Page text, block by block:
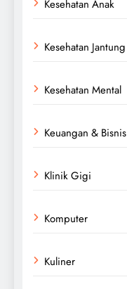
Kesehatan Anak
Kesehatan Jantung
Kesehatan Mental
Keuangan & Bisnis
Klinik Gigi
Komputer
Kuliner